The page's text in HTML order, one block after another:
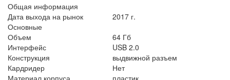
Общая информация
Дата выхода на рынок
2017 г.
Основные
Объем
64 Гб
Интерфейс
USB 2.0
Конструкция
выдвижной разъем
Кардридер
Нет
Материал корпуса
пластик